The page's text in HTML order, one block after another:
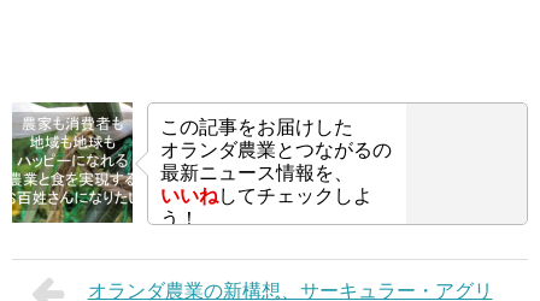
この記事をお届けした
オランダ農業とつながるの
最新ニュース情報を、
いいねしてチェックしよ
う！
オランダ農業の新構想、サーキュラー・アグリ